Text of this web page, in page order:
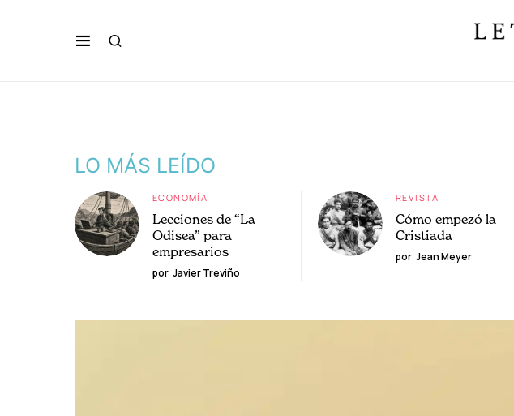
LO MÁS LEÍDO
ECONOMÍA
Lecciones de “La
Odisea” para
empresarios
por Javier Treviño
REVISTA
Cómo empezó la
Cristiada
por Jean Meyer